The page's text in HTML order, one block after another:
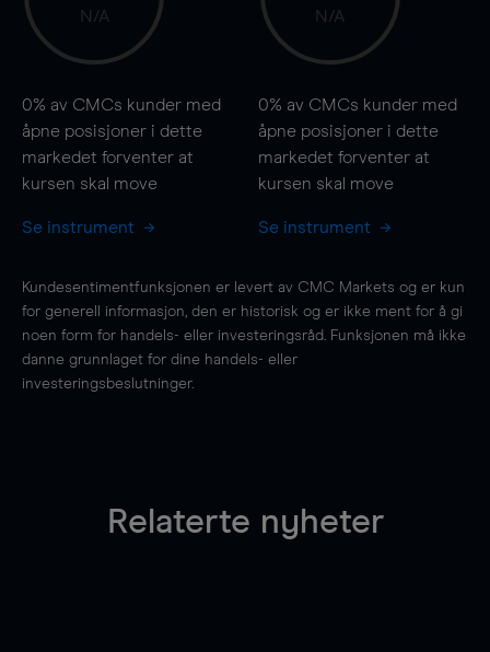
N/A
0% av CMCs kunder med
åpne posisjoner i dette
markedet forventer at
kursen skal move
Se instrument
N/A
0% av CMCs kunder med
åpne posisjoner i dette
markedet forventer at
kursen skal move
Se instrument
Kundesentimentfunksjonen er levert av CMC Markets og er kun
for generell informasjon, den er historisk og er ikke ment for å gi
noen form for handels- eller investeringsråd. Funksjonen må ikke
danne grunnlaget for dine handels- eller
investeringsbeslutninger.
Relaterte nyheter